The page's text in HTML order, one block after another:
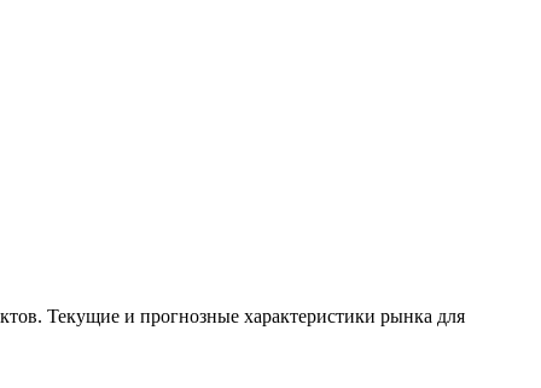
Текущие и прогнозные характеристики рынка для